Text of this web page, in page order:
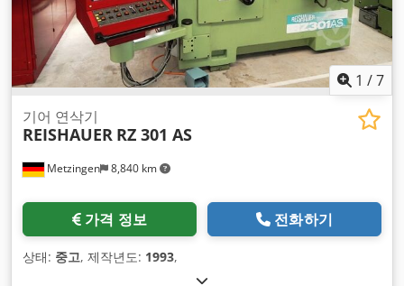
1 /7
Metzingen 8,840 km
기어 연삭기
REISHAUER RZ 301 AS
가격 정보 전화하기
상태: 중고, 제작년도: 1993,